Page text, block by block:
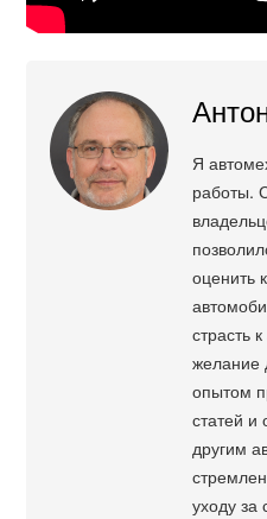
Я
работы.
оценить
страсть
желание
опытом
статей и
другим
уходу